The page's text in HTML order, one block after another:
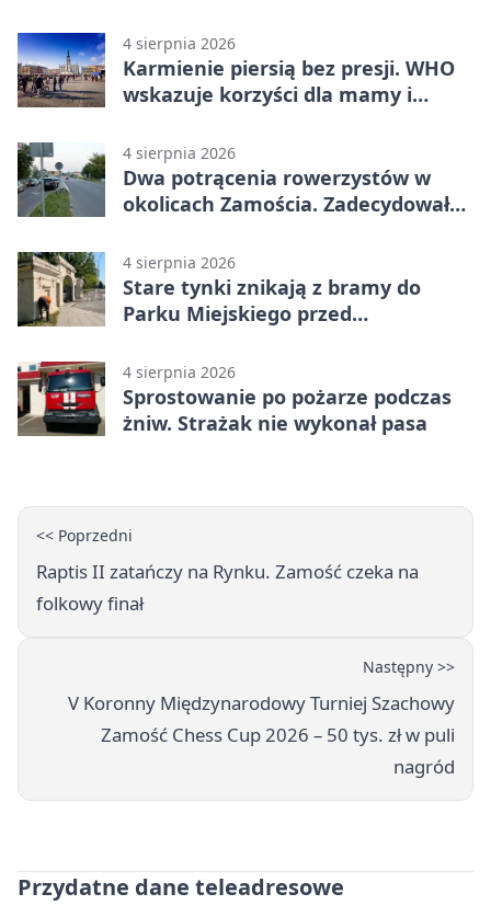
4 sierpnia 2026
Karmienie piersią bez presji. WHO
wskazuje korzyści dla mamy i
4 sierpnia 2026
Dwa potrącenia rowerzystów w
okolicach Zamościa. Zadecydowało
4 sierpnia 2026
Stare tynki znikają z bramy do
Parku Miejskiego przed
4 sierpnia 2026
Sprostowanie po pożarze podczas
żniw. Strażak nie wykonał pasa
<< Poprzedni
Raptis II zatańczy na Rynku. Zamość czeka na
folkowy finał
Następny >>
V Koronny Międzynarodowy Turniej Szachowy
Zamość Chess Cup 2026 – 50 tys. zł w puli
nagród
Przydatne dane teleadresowe